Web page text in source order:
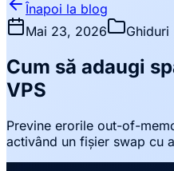
Înapoi la blog
Mai 23, 2026
Ghiduri
Cum să adaugi
VPS
Previne erorile out-of-
activând un fișier swap cu